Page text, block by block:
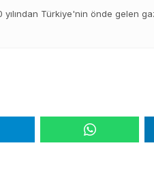
yılından Türkiye'nin önde gelen